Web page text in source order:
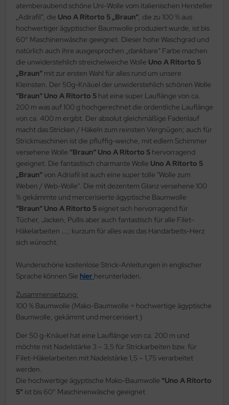
atemberaubend schöne Uni-Wolle vom italienischen Hersteller
„Adirafil“, die Uno A Ritorto 5 „Braun“, die zu 100 % aus
hochwertiger ägyptischer Baumwolle produziert wurde, ist bis
60° Maschinenwäsche geeignet. Dieser hohe Waschgrad und
natürlich auch ihre ausgesprochen „dankbare“ Farbe machen
die unwiderstehlich streichelweiche Wolle Uno A Ritorto 5
„Braun“ mit zur ersten Wahl für alles rund um unsere
Kleinsten. Der 50g-Knäuel der unwiderstehlich schönen Wolle
“Braun“ Uno A Ritorto 5 hat eine super Lauflänge von ca.
200 m was auf 100 g hochgerechnet die ordentliche Lauflänge
von ca. 400 m ergibt. Der absolut gleichmäßige Fadenlauf
macht das Stricken / Häkeln zum reinsten Vergnügen; auch für
Strickmaschinen ist die pfluffig-weiche, mit edlem Schimmer
versehene Wolle “Braun“ Uno A Ritorto 5 hervorragend
geeignet. Die fantastisch charmante Wolle Uno A Ritorto 5
„Braun“von Adriafil ist auch eine super tolle "Wolle zum
Weben / Web-Wolle". Die mit dezentem Glanz versehene 100
% gekämmte und mercerisierte ägyptische Baumwolle
“Braun“ Uno A Ritorto 5 eignet sich hervorragend für
Tücher, Jacken, Pullis aber auch fantastisch für alle Filet-
Häkelarbeiten ….; kurzum für alles was das Handarbeits-Herz
sich wünscht.
Wunderschöne kostenlose Strick-Anleitungen in englischer
Sprache können Sie hier herunterladen.
Zusammensetzung:
100 % Baumwolle (Mako-Baumwolle = hochwertige ägyptische
Baumwolle, gekämmt und mercerisiert )
Der 50 g-Knäuel hat eine Lauflänge von ca. 200 m und
möchte mit Nadelstärke 3 – 3,5 für Strickarbeiten bzw. für
Filet-Häkelarbeiten mit Nadelstärke 1,5 – 1,75 verarbeitet
werden.
Die hochwertige ägyptische Mako-Baumwolle "Uno A Ritorto
5" ist bis 60° Maschinenwäsche geeignet